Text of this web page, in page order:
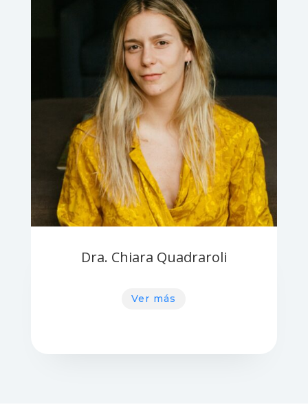
Dra. Chiara Quadraroli
Ver más